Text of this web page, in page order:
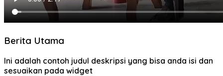
Berita Utama
Ini adalah contoh judul deskripsi yang bisa anda isi dan
sesuaikan pada widget